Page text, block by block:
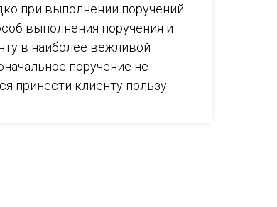
при выполнении поручений.
выполнения поручения и
в наиболее вежливой
поручение не
принести клиенту пользу